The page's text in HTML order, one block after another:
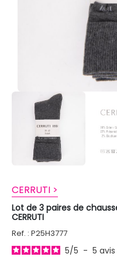
CERRUTI >
Lot de 3 paires de
CERRUTI
Ref. : P25H3777
5/5 - 5 avis